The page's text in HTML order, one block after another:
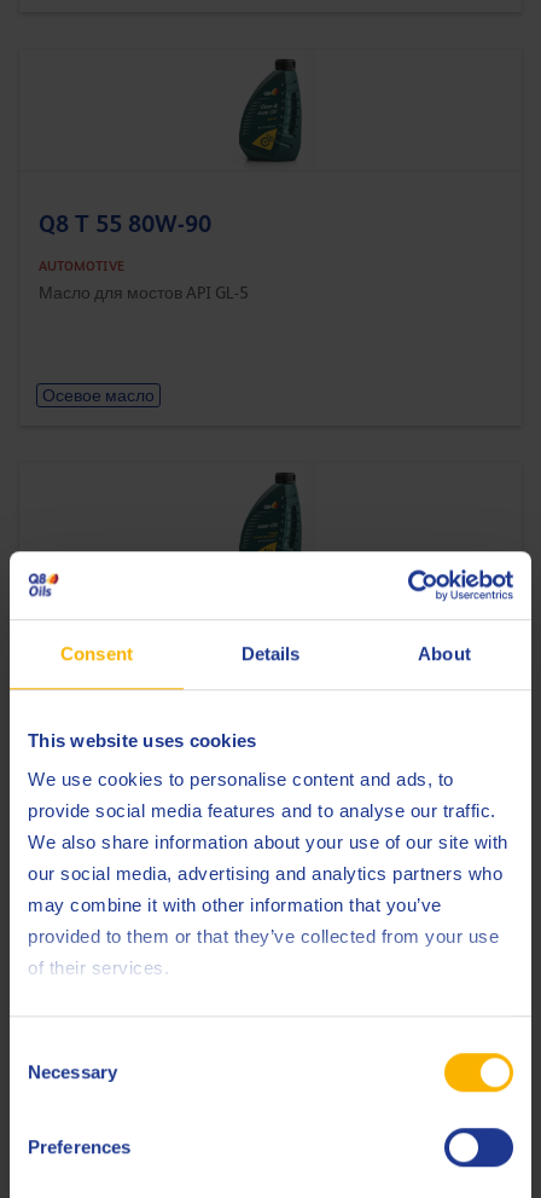
Consent Details About
This website uses cookies
We use cookies to personalise content and ads, to
provide social media features and to analyse our traffic.
We also share information about your use of our site with
our social media, advertising and analytics partners who
may combine it with other information that you’ve
provided to them or that they’ve collected from your use
of their services.
Selection
Necessary
Preferences
Q8 T 55 80W-90
AUTOMOTIVE
Масло для мостов API GL-5
Осевое масло
Осевое масло